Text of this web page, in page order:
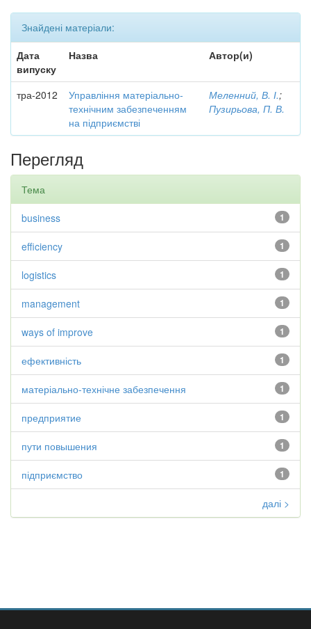
Знайдені матеріали:
Дата
випуску
Назва Автор(и)
тра-2012
Управління матеріально-
технічним забезпеченням
на підприємстві
Меленний, В. І.;
Пузирьова, П. В.
Перегляд
Тема
1
business
1
efficiency
1
logistics
1
management
1
ways of improve
1
ефективність
1
матеріально-технічне забезпечення
1
предприятие
1
пути повышения
1
підприємство
далі >